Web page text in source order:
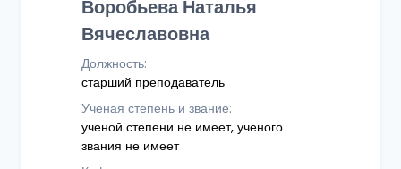
Воробьева Наталья
Вячеславовна
Должность:
старший преподаватель
Ученая степень и звание:
ученой степени не имеет, ученого
звания не имеет